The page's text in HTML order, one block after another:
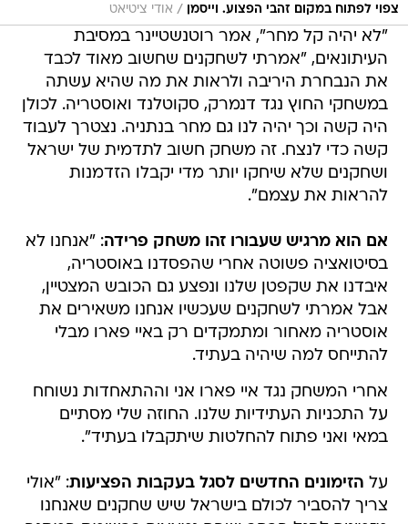
צפוי לפתוח במקום זהבי הפצוע. וייסמן / אודי ציטיאט
"לא יהיה קל מחר", אמר רוטנשטיינר במסיבת
העיתונאים, "אמרתי לשחקנים שחשוב מאוד לכבד
את הנבחרת היריבה ולראות את מה שהיא עשתה
במשחקי החוץ נגד דנמרק, סקוטלנד ואוסטריה. לכולן
היה קשה וכך יהיה לנו גם מחר בנתניה. נצטרך לעבוד
קשה כדי לנצח. זה משחק חשוב לתדמית של ישראל
ושחקנים שלא שיחקו יותר מדי יקבלו הזדמנות
להראות את עצמם".
אם הוא מרגיש שעבורו זהו משחק פרידה: "אנחנו לא
בסיטואציה פשוטה אחרי שהפסדנו באוסטריה,
איבדנו את שקפטן שלנו ונפצע גם הכובש המצטיין,
אבל אמרתי לשחקנים שעכשיו אנחנו משאירים את
אוסטריה מאחור ומתמקדים רק באיי פארו מבלי
להתייחס למה שיהיה בעתיד.
אחרי המשחק נגד איי פארו אני וההתאחדות נשוחח
על התכניות העתידיות שלנו. החוזה שלי מסתיים
במאי ואני פתוח להחלטות שיתקבלו בעתיד".
על הזימונים החדשים לסגל בעקבות הפציעות: "אולי
צריך להסביר לכולם בישראל שיש שחקנים שאנחנו